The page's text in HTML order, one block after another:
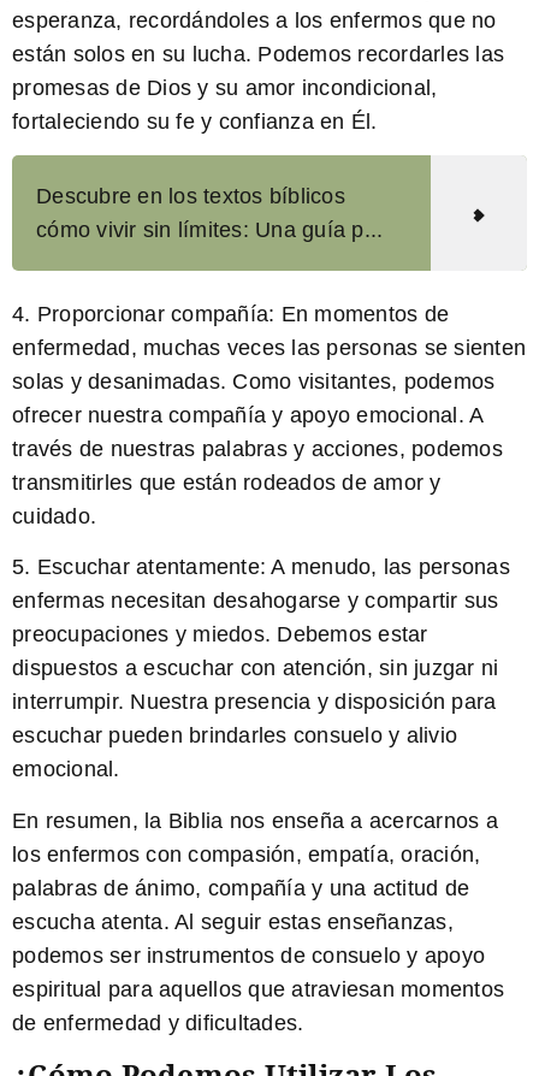
esperanza, recordándoles a los enfermos que no
están solos en su lucha. Podemos recordarles las
promesas de Dios y su amor incondicional,
fortaleciendo su fe y confianza en Él.
Descubre en los textos bíblicos
cómo vivir sin límites: Una guía p...
4. Proporcionar compañía: En momentos de
enfermedad, muchas veces las personas se sienten
solas y desanimadas. Como visitantes, podemos
ofrecer nuestra compañía y apoyo emocional. A
través de nuestras palabras y acciones, podemos
transmitirles que están rodeados de amor y
cuidado.
5. Escuchar atentamente: A menudo, las personas
enfermas necesitan desahogarse y compartir sus
preocupaciones y miedos. Debemos estar
dispuestos a escuchar con atención, sin juzgar ni
interrumpir. Nuestra presencia y disposición para
escuchar pueden brindarles consuelo y alivio
emocional.
En resumen, la Biblia nos enseña a acercarnos a
los enfermos con compasión, empatía, oración,
palabras de ánimo, compañía y una actitud de
escucha atenta. Al seguir estas enseñanzas,
podemos ser instrumentos de consuelo y apoyo
espiritual para aquellos que atraviesan momentos
de enfermedad y dificultades.